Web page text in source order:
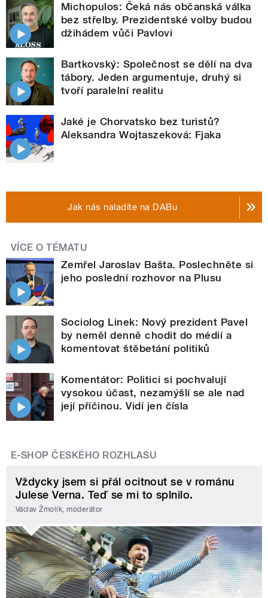
Michopulos: Čeká nás občanská válka
bez střelby. Prezidentské volby budou
džihádem vůči Pavlovi
Bartkovský: Společnost se dělí na dva
tábory. Jeden argumentuje, druhý si
tvoří paralelní realitu
Jaké je Chorvatsko bez turistů?
Aleksandra Wojtaszeková: Fjaka
Jak nás naladíte na DABu
VÍCE O TÉMATU
Zemřel Jaroslav Bašta. Poslechněte si
jeho poslední rozhovor na Plusu
Sociolog Linek: Nový prezident Pavel
by neměl denně chodit do médií a
komentovat štěbetání politiků
Komentátor: Politici si pochvalují
vysokou účast, nezamýšlí se ale nad
její příčinou. Vidí jen čísla
E-SHOP ČESKÉHO ROZHLASU
Vždycky jsem si přál ocitnout se v románu
Julese Verna. Teď se mi to splnilo.
Václav Žmolík, moderátor